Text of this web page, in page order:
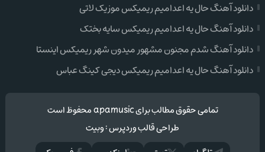
دانلود آهنگ حال یه اعدامیم ریمیکس موزیک لاتی
دانلود آهنگ حال یه اعدامیم ریمیکس سایه بختک
دانلود آهنگ شدم مجنون مشهور میدون شهر ریمیکس اینستا
دانلود آهنگ حال یه اعدامیم ریمیکس دیجی کینگ عباس
تمامی حقوق مطالب برای apamusic محفوظ است
طراحی قالب وردپرس:وبیت